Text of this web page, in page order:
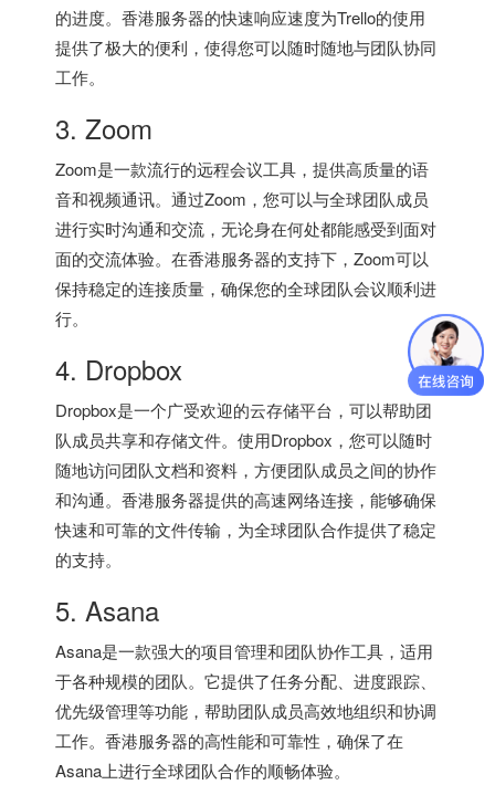
的进度。 香港服务器的快速响应速度为Trello的使用
提供了极大的便利，使得您可以随时随地与团队协同
工作。
3. Zoom
Zoom是一款流行的远程会议工具，提供高质量的语
音和视频通讯。通过Zoom，您可以与全球团队成员
进行实时沟通和交流，无论身在何处都能感受到面对
面的交流体验。在香港服务器的支持下，Zoom可以
保持稳定的连接质量，确保您的全球团队会议顺利进
行。
4. Dropbox
Dropbox是一个广受欢迎的云存储平台，可以帮助团
队成员共享和存储文件。使用Dropbox，您可以随时
随地访问团队文档和资料，方便团队成员之间的协作
和沟通。香港服务器提供的高速网络连接，能够确保
快速和可靠的文件传输，为全球团队合作提供了稳定
的支持。
5. Asana
Asana是一款强大的项目管理和团队协作工具，适用
于各种规模的团队。它提供了任务分配、进度跟踪、
优先级管理等功能，帮助团队成员高效地组织和协调
工作。香港服务器的高性能和可靠性，确保了在
Asana上进行全球团队合作的顺畅体验。